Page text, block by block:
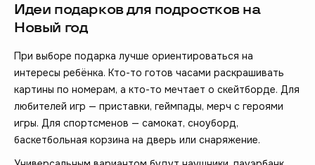
Идеи подарков для подростков на
Новый год
При выборе подарка лучше ориентироваться на
интересы ребёнка. Кто-то готов часами раскрашивать
картины по номерам, а кто-то мечтает о скейтборде. Для
любителей игр — приставки, геймпады, мерч с героями
игры. Для спортсменов — самокат, сноуборд,
баскетбольная корзина на дверь или снаряжение.